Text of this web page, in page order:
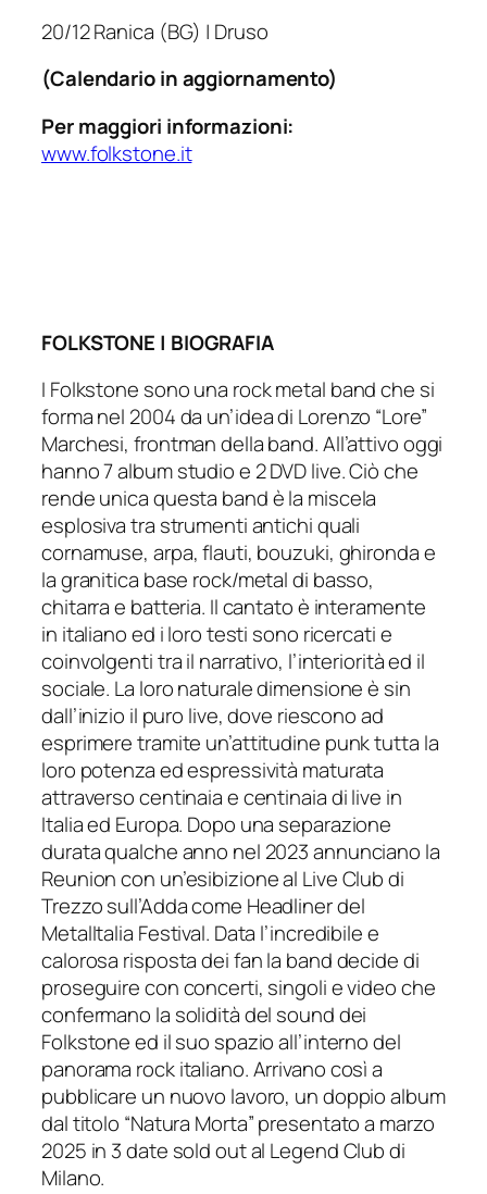
20/12 Ranica (BG) | Druso
(Calendario in aggiornamento)
Per maggiori informazioni:
www.folkstone.it
FOLKSTONE | BIOGRAFIA
I Folkstone sono una rock metal band che si
forma nel 2004 da un’idea di Lorenzo “Lore”
Marchesi, frontman della band. All’attivo oggi
hanno 7 album studio e 2 DVD live. Ciò che
rende unica questa band è la miscela
esplosiva tra strumenti antichi quali
cornamuse, arpa, flauti, bouzuki, ghironda e
la granitica base rock/metal di basso,
chitarra e batteria. Il cantato è interamente
in italiano ed i loro testi sono ricercati e
coinvolgenti tra il narrativo, l’interiorità ed il
sociale. La loro naturale dimensione è sin
dall’inizio il puro live, dove riescono ad
esprimere tramite un’attitudine punk tutta la
loro potenza ed espressività maturata
attraverso centinaia e centinaia di live in
Italia ed Europa. Dopo una separazione
durata qualche anno nel 2023 annunciano la
Reunion con un’esibizione al Live Club di
Trezzo sull’Adda come Headliner del
MetalItalia Festival. Data l’incredibile e
calorosa risposta dei fan la band decide di
proseguire con concerti, singoli e video che
confermano la solidità del sound dei
Folkstone ed il suo spazio all’interno del
panorama rock italiano. Arrivano così a
pubblicare un nuovo lavoro, un doppio album
dal titolo “Natura Morta” presentato a marzo
2025 in 3 date sold out al Legend Club di
Milano.